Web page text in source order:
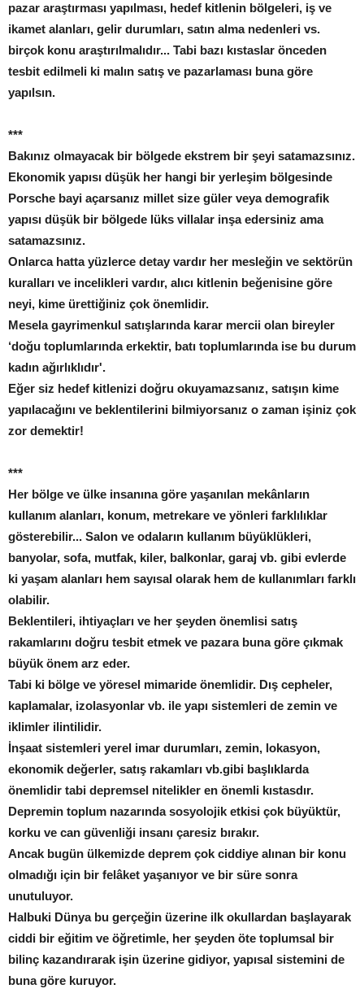
pazar araştırması yapılması, hedef kitlenin bölgeleri, iş ve
ikamet alanları, gelir durumları, satın alma nedenleri vs.
birçok konu araştırılmalıdır... Tabi bazı kıstaslar önceden
tesbit edilmeli ki malın satış ve pazarlaması buna göre
yapılsın.
***
Bakınız olmayacak bir bölgede ekstrem bir şeyi satamazsınız.
Ekonomik yapısı düşük her hangi bir yerleşim bölgesinde
Porsche bayi açarsanız millet size güler veya demografik
yapısı düşük bir bölgede lüks villalar inşa edersiniz ama
satamazsınız.
Onlarca hatta yüzlerce detay vardır her mesleğin ve sektörün
kuralları ve incelikleri vardır, alıcı kitlenin beğenisine göre
neyi, kime ürettiğiniz çok önemlidir.
Mesela gayrimenkul satışlarında karar mercii olan bireyler
‘doğu toplumlarında erkektir, batı toplumlarında ise bu durum
kadın ağırlıklıdır'.
Eğer siz hedef kitlenizi doğru okuyamazsanız, satışın kime
yapılacağını ve beklentilerini bilmiyorsanız o zaman işiniz çok
zor demektir!
***
Her bölge ve ülke insanına göre yaşanılan mekânların
kullanım alanları, konum, metrekare ve yönleri farklılıklar
gösterebilir... Salon ve odaların kullanım büyüklükleri,
banyolar, sofa, mutfak, kiler, balkonlar, garaj vb. gibi evlerde
ki yaşam alanları hem sayısal olarak hem de kullanımları farklı
olabilir.
Beklentileri, ihtiyaçları ve her şeyden önemlisi satış
rakamlarını doğru tesbit etmek ve pazara buna göre çıkmak
büyük önem arz eder.
Tabi ki bölge ve yöresel mimaride önemlidir. Dış cepheler,
kaplamalar, izolasyonlar vb. ile yapı sistemleri de zemin ve
iklimler ilintilidir.
İnşaat sistemleri yerel imar durumları, zemin, lokasyon,
ekonomik değerler, satış rakamları vb.gibi başlıklarda
önemlidir tabi depremsel nitelikler en önemli kıstasdır.
Depremin toplum nazarında sosyolojik etkisi çok büyüktür,
korku ve can güvenliği insanı çaresiz bırakır.
Ancak bugün ülkemizde deprem çok ciddiye alınan bir konu
olmadığı için bir felâket yaşanıyor ve bir süre sonra
unutuluyor.
Halbuki Dünya bu gerçeğin üzerine ilk okullardan başlayarak
ciddi bir eğitim ve öğretimle, her şeyden öte toplumsal bir
bilinç kazandırarak işin üzerine gidiyor, yapısal sistemini de
buna göre kuruyor.